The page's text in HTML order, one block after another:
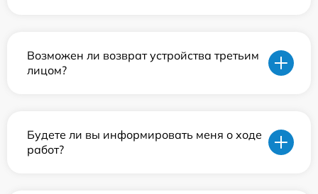
Возможен ли возврат устройства третьим
лицом?
Будете ли вы информировать меня о ходе
работ?